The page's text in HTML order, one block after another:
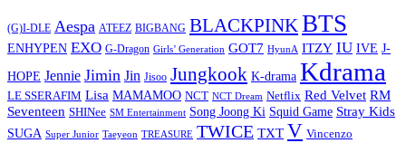
(G)I-DLE Aespa ATEEZ BIGBANG BLACKPINKBTS
ENHYPEN EXO G-Dragon Girls’ Generation GOT7 HyunA ITZY IU IVE J-
HOPE Jennie Jimin Jin Jisoo Jungkook K-drama Kdrama
LE SSERAFIM Lisa MAMAMOO NCT NCT Dream Netflix Red Velvet RM
Seventeen SHINee SM Entertainment Song Joong Ki Squid Game Stray Kids
SUGA Super Junior Taeyeon TREASURE TWICE TXT V Vincenzo